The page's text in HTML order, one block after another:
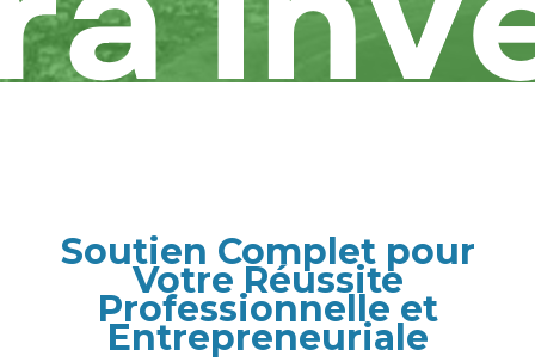
Soutien Complet pour
Votre Réussite
Professionnelle et
Entrepreneuriale